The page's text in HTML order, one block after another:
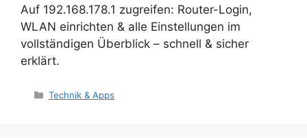
Auf 192.168.178.1 zugreifen: Router-Login,
WLAN einrichten & alle Einstellungen im
vollständigen Überblick – schnell & sicher
erklärt.
Kategorien
Technik & Apps